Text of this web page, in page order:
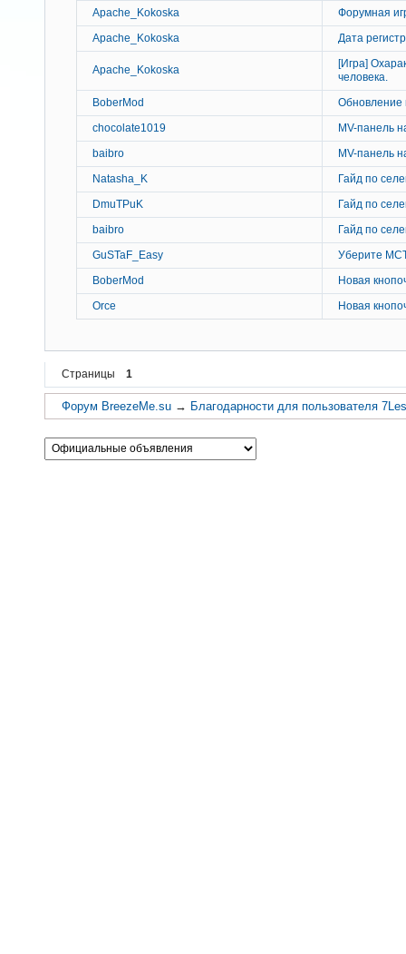
Apache_Kokoska
Форумная
Apache_Kokoska
Дата
Apache_Kokoska
[Игра]
человека.
BoberMod
Обновление
chocolate1019
MV-панель
baibro
MV-панель
Natasha_K
Гайд по
DmuTPuK
Гайд по
baibro
Гайд по
GuSTaF_Easy
Уберите
BoberMod
Новая
Orce
Новая
Страницы 1
Форум BreezeMe.su → Благодарности для пользователя